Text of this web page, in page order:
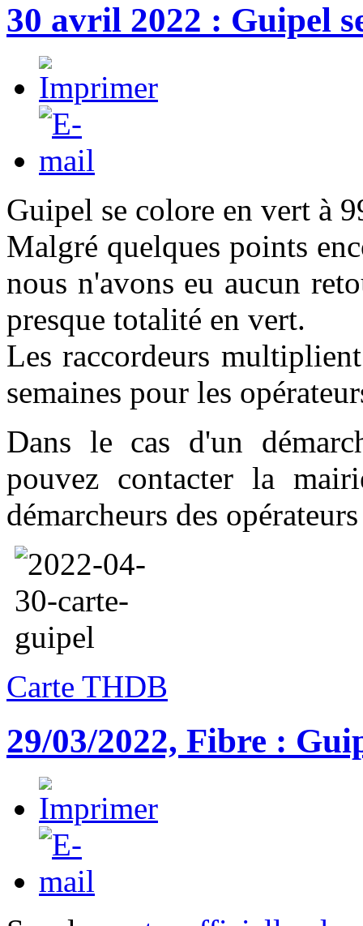
30 avril 2022 : Guipel
Guipel se colore en vert à
Malgré quelques points
nous n'avons eu aucun
presque totalité en vert.
Les raccordeurs
semaines pour les
Dans le cas d'un
pouvez contacter la
démarcheurs des
Carte THDB
29/03/2022, Fibre :